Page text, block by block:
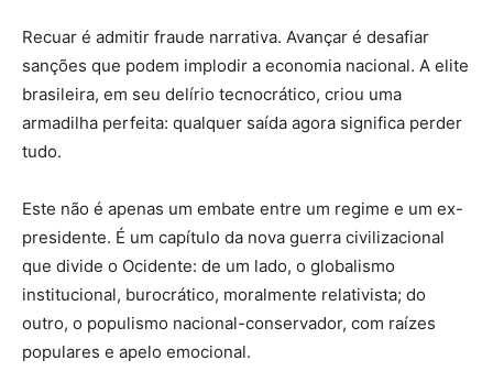
Recuar é admitir fraude narrativa. Avançar é desafiar
sanções que podem implodir a economia nacional. A elite
brasileira, em seu delírio tecnocrático, criou uma
armadilha perfeita: qualquer saída agora significa perder
tudo.
Este não é apenas um embate entre um regime e um ex-
presidente. É um capítulo da nova guerra civilizacional
que divide o Ocidente: de um lado, o globalismo
institucional, burocrático, moralmente relativista; do
outro, o populismo nacional-conservador, com raízes
populares e apelo emocional.